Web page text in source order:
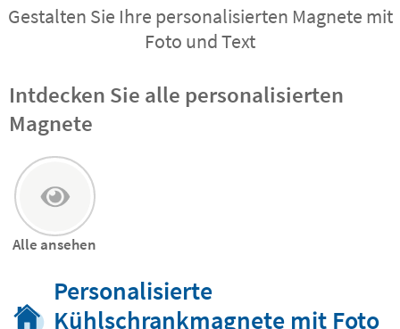
Gestalten Sie Ihre personalisierten Magnete mit
Foto und Text
Intdecken Sie alle personalisierten
Magnete
Alle ansehen
Personalisierte
Kühlschrankmagnete mit Foto